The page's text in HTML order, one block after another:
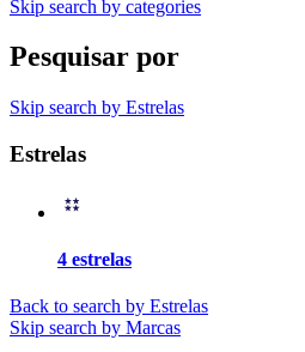
Skip search by categories
Pesquisar por
Skip search by Estrelas
Estrelas
4 estrelas
Back to search by Estrelas
Skip search by Marcas